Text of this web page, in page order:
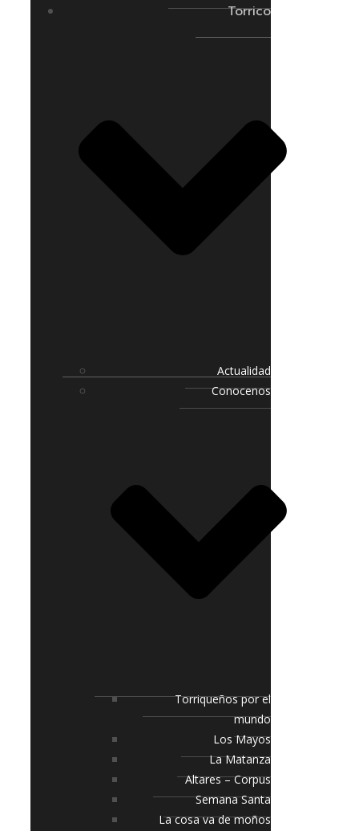
Torrico
Actualidad
Conocenos
Torriqueños por el
mundo
Los Mayos
La Matanza
Altares – Corpus
Semana Santa
La cosa va de moños